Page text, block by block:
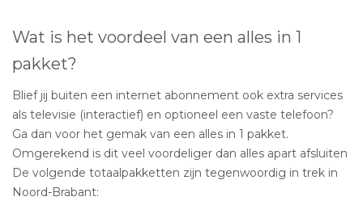
Wat is het voordeel van een alles in 1
pakket?
Blief jij buiten een internet abonnement ook extra services
als televisie (interactief) en optioneel een vaste telefoon?
Ga dan voor het gemak van een alles in 1 pakket.
Omgerekend is dit veel voordeliger dan alles apart afsluiten
De volgende totaalpakketten zijn tegenwoordig in trek in
Noord-Brabant: